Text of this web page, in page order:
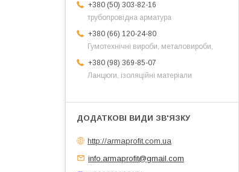
+380 (50) 303-82-16
трубопровідна арматура
+380 (66) 120-24-80
Гумотехнічні вироби, металовироби,
+380 (98) 369-85-07
Ланцюги, ізоляційні матеріали
http://armaprofit.com.ua
info.armaprofit@gmail.com